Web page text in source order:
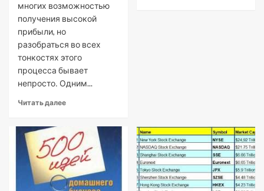
многих возможностью
получения высокой
прибыли, но
разобраться во всех
тонкостях этого
процесса бывает
непросто․ Одним...
Читать далее